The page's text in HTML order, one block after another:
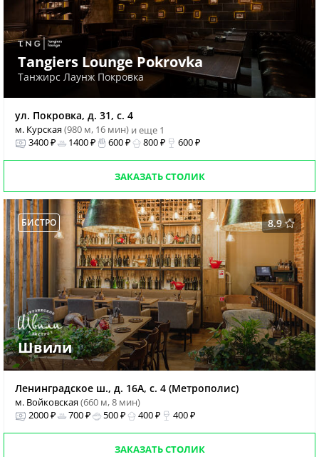
Tangiers Lounge Pokrovka
Танжирс Лаунж Покровка
ул. Покровка, д. 31, с. 4
м. Курская(980 м, 16 мин) и еще 1
3400 ₽
1400 ₽ 600 ₽ 800 ₽ 600 ₽
ЗАКАЗАТЬ СТОЛИК
8.9
БИСТРО
Швили
Ленинградское ш., д. 16А, с. 4 (Метрополис)
м. Войковская(660 м, 8 мин)
2000 ₽
700 ₽ 500 ₽ 400 ₽ 400 ₽
ЗАКАЗАТЬ СТОЛИК